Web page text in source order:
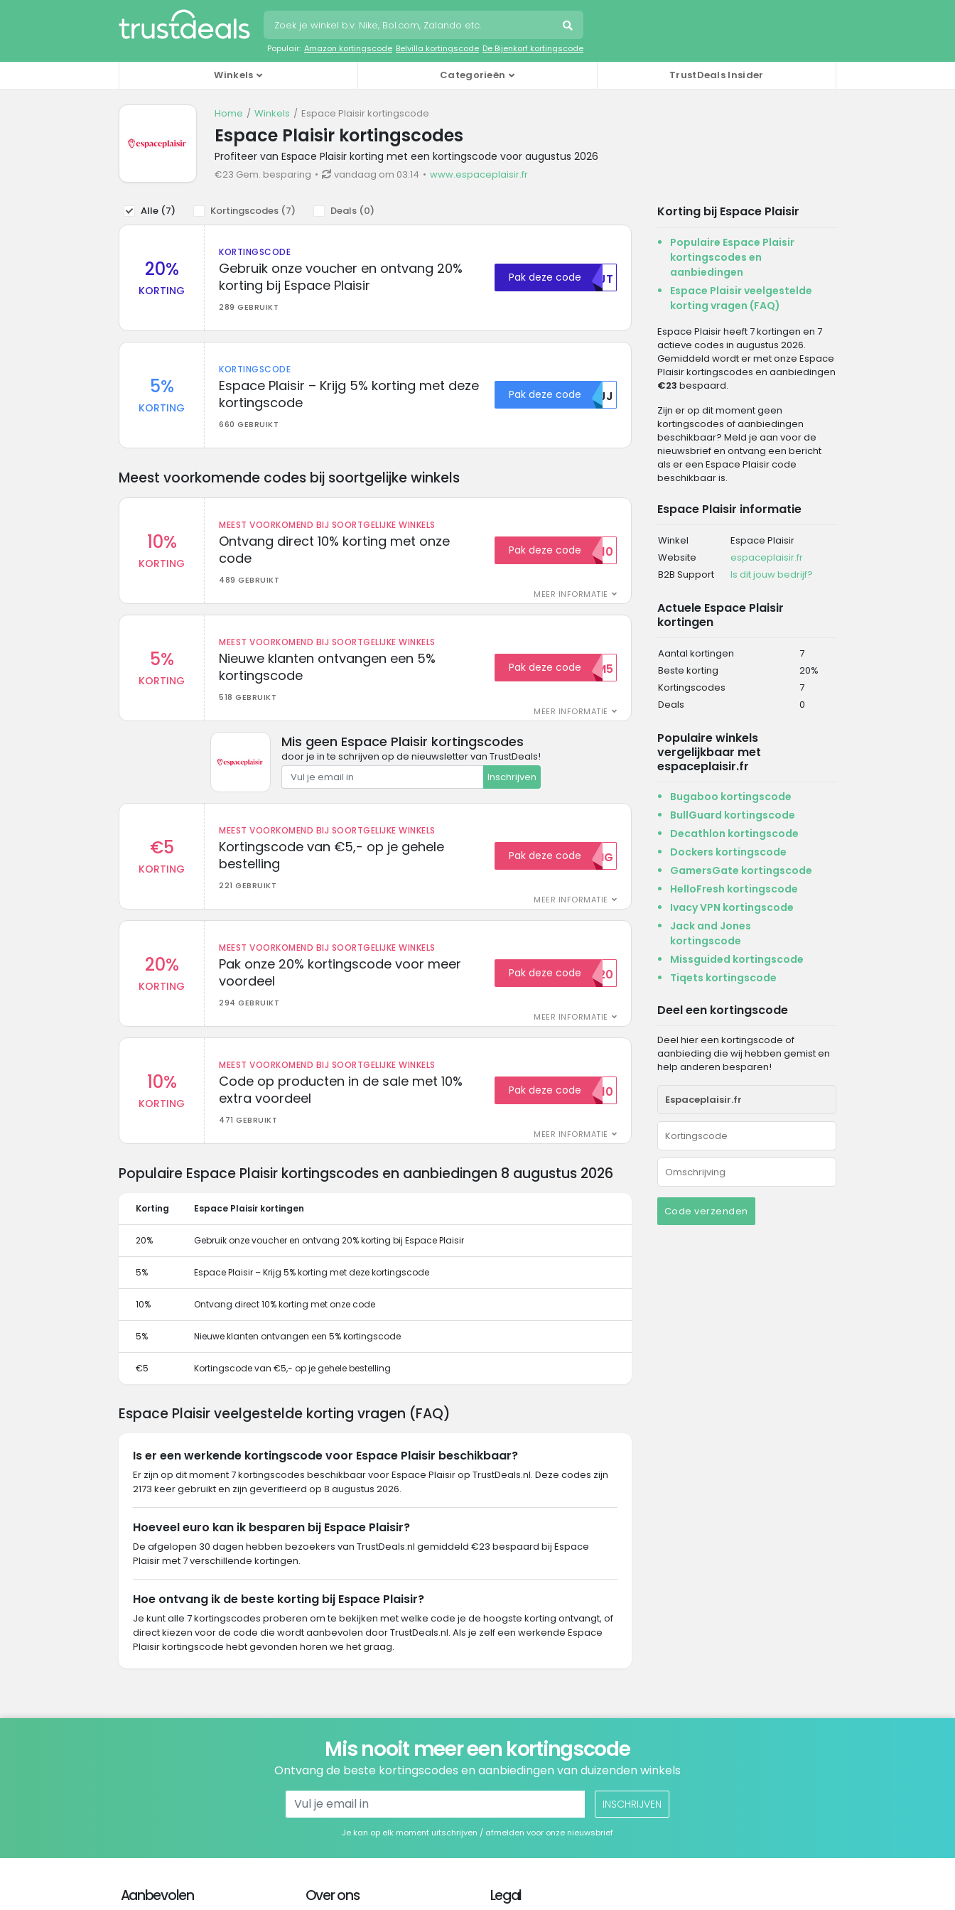
Populair: Amazon kortingscode Belvilla kortingscode De Bijenkorf kortingscode
Winkels Categorieën TrustDeals Insider
Home Winkels Espace Plaisir kortingscode
Espace Plaisir kortingscodes
Profiteer van Espace Plaisir korting met een kortingscode voor augustus 2026
€23 Gem. besparing vandaag om 03:14 www.espaceplaisir.fr
Alle (7) Kortingscodes (7) Deals (0)
20%
KORTING
KORTINGSCODE
Gebruik onze voucher en ontvang 20%
korting bij Espace Plaisir
289 GEBRUIKT
Pak deze code MDJT
5%
KORTING
KORTINGSCODE
Espace Plaisir – Krijg 5% korting met deze
kortingscode
660 GEBRUIKT
Pak deze code NVJJ
Meest voorkomende codes bij soortgelijke winkels
10%
KORTING
MEEST VOORKOMEND BIJ SOORTGELIJKE WINKELS
Ontvang direct 10% korting met onze
code
489 GEBRUIKT
MEER INFORMATIE
Pak deze codeEXTRA10
5%
KORTING
MEEST VOORKOMEND BIJ SOORTGELIJKE WINKELS
Nieuwe klanten ontvangen een 5%
kortingscode
518 GEBRUIKT
MEER INFORMATIE
Pak deze codeWELKOM5
Mis geen Espace Plaisir kortingscodes
door je in te schrijven op de nieuwsletter van TrustDeals!
Inschrijven
€5
KORTING
MEEST VOORKOMEND BIJ SOORTGELIJKE WINKELS
Kortingscode van €5,- op je gehele
bestelling
221 GEBRUIKT
MEER INFORMATIE
Pak deze code5KORTING
20%
KORTING
MEEST VOORKOMEND BIJ SOORTGELIJKE WINKELS
Pak onze 20% kortingscode voor meer
voordeel
294 GEBRUIKT
MEER INFORMATIE
Pak deze codeEXTRA20
10%
KORTING
MEEST VOORKOMEND BIJ SOORTGELIJKE WINKELS
Code op producten in de sale met 10%
extra voordeel
471 GEBRUIKT
MEER INFORMATIE
Pak deze codeSALE10
Korting bij Espace Plaisir
Populaire Espace Plaisir
kortingscodes en
aanbiedingen
Espace Plaisir veelgestelde
korting vragen (FAQ)
Espace Plaisir heeft 7 kortingen en 7
actieve codes in augustus 2026.
Gemiddeld wordt er met onze Espace
Plaisir kortingscodes en aanbiedingen
€23 bespaard.
Zijn er op dit moment geen
kortingscodes of aanbiedingen
beschikbaar? Meld je aan voor de
nieuwsbrief en ontvang een bericht
als er een Espace Plaisir code
beschikbaar is.
Espace Plaisir informatie
Winkel
Espace Plaisir
Website
espaceplaisir.fr
B2B Support
Is dit jouw bedrijf?
Actuele Espace Plaisir
kortingen
Aantal kortingen
7
Beste korting
20%
Kortingscodes
7
Deals
0
Populaire winkels
vergelijkbaar met
espaceplaisir.fr
Bugaboo kortingscode
BullGuard kortingscode
Decathlon kortingscode
Dockers kortingscode
GamersGate kortingscode
HelloFresh kortingscode
Ivacy VPN kortingscode
Jack and Jones
kortingscode
Missguided kortingscode
Tiqets kortingscode
Deel een kortingscode
Deel hier een kortingscode of
aanbieding die wij hebben gemist en
help anderen besparen!
Code verzenden
Populaire Espace Plaisir kortingscodes en aanbiedingen 8 augustus 2026
Korting Espace Plaisir kortingen
20% Gebruik onze voucher en ontvang 20% korting bij Espace Plaisir
5% Espace Plaisir – Krijg 5% korting met deze kortingscode
10% Ontvang direct 10% korting met onze code
5% Nieuwe klanten ontvangen een 5% kortingscode
€5 Kortingscode van €5,- op je gehele bestelling
Espace Plaisir veelgestelde korting vragen (FAQ)
Is er een werkende kortingscode voor Espace Plaisir beschikbaar?
Er zijn op dit moment 7 kortingscodes beschikbaar voor Espace Plaisir op TrustDeals.nl. Deze codes zijn
2173 keer gebruikt en zijn geverifieerd op 8 augustus 2026.
Hoeveel euro kan ik besparen bij Espace Plaisir?
De afgelopen 30 dagen hebben bezoekers van TrustDeals.nl gemiddeld €23 bespaard bij Espace
Plaisir met 7 verschillende kortingen.
Hoe ontvang ik de beste korting bij Espace Plaisir?
Je kunt alle 7 kortingscodes proberen om te bekijken met welke code je de hoogste korting ontvangt, of
direct kiezen voor de code die wordt aanbevolen door TrustDeals.nl. Als je zelf een werkende Espace
Plaisir kortingscode hebt gevonden horen we het graag.
Mis nooit meer een kortingscode
Ontvang de beste kortingscodes en aanbiedingen van duizenden winkels
INSCHRIJVEN
Je kan op elk moment uitschrijven / afmelden voor onze nieuwsbrief
Aanbevolen Over ons Legal